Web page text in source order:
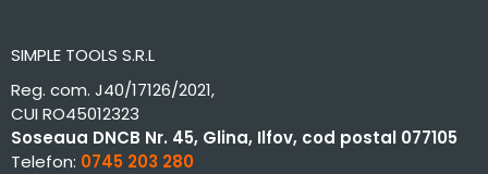
SIMPLE TOOLS S.R.L
Reg. com. J40/17126/2021,
CUI RO45012323
Soseaua DNCB Nr. 45, Glina, Ilfov, cod postal 077105
Telefon: 0745 203 280